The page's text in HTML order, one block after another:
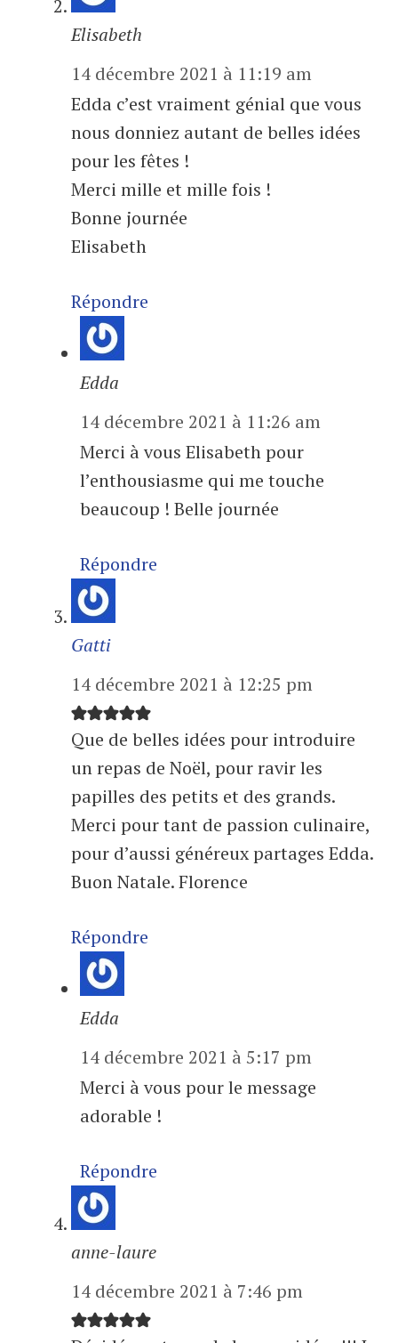
Elisabeth
14 décembre 2021 à 11:19 am
Edda c’est vraiment génial que vous
nous donniez autant de belles idées
pour les fêtes !
Merci mille et mille fois !
Bonne journée
Elisabeth
Répondre
Edda
14 décembre 2021 à 11:26 am
Merci à vous Elisabeth pour
l’enthousiasme qui me touche
beaucoup ! Belle journée
Répondre
Gatti
14 décembre 2021 à 12:25 pm
Que de belles idées pour introduire
un repas de Noël, pour ravir les
papilles des petits et des grands.
Merci pour tant de passion culinaire,
pour d’aussi généreux partages Edda.
Buon Natale. Florence
Répondre
Edda
14 décembre 2021 à 5:17 pm
Merci à vous pour le message
adorable !
Répondre
anne-laure
14 décembre 2021 à 7:46 pm